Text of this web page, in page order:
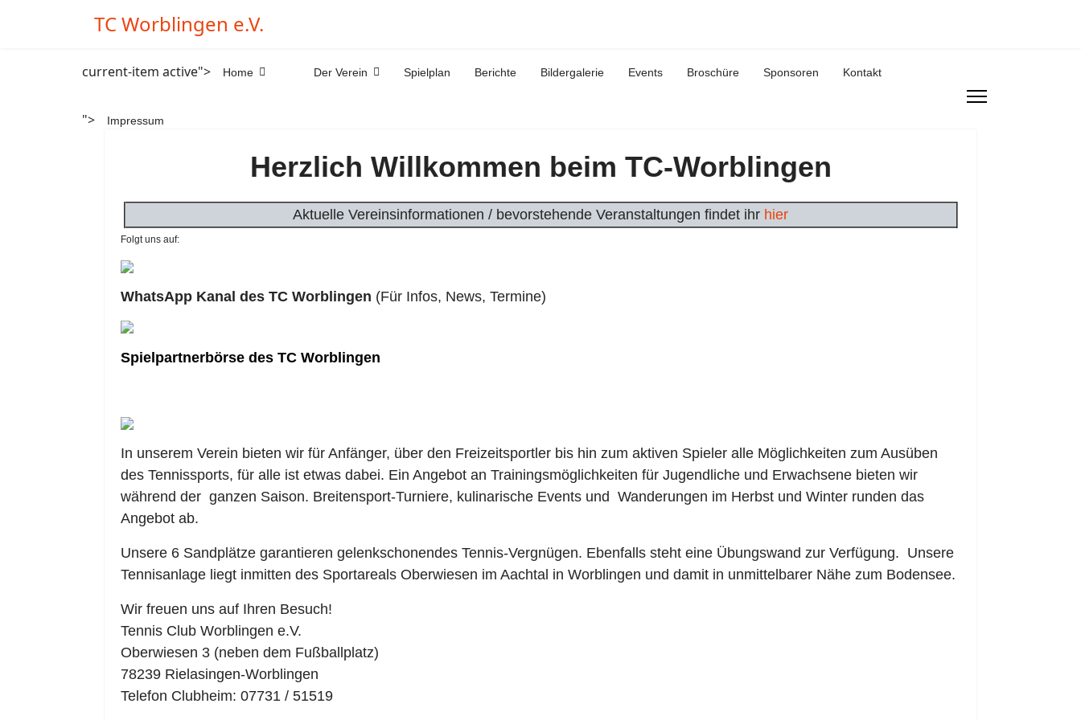
TC Worblingen e.V.
current-item active"> Home Der Verein Spielplan Berichte Bildergalerie Events Broschüre Sponsoren Kontakt
"> Impressum
Herzlich Willkommen beim TC-Worblingen
Aktuelle Vereinsinformationen / bevorstehende Veranstaltungen findet ihr hier
Folgt uns auf:
WhatsApp Kanal des TC Worblingen (Für Infos, News, Termine)
Spielpartnerbörse des TC Worblingen
In unserem Verein bieten wir für Anfänger, über den Freizeitsportler bis hin zum aktiven Spieler alle Möglichkeiten zum Ausüben
des Tennissports, für alle ist etwas dabei. Ein Angebot an Trainingsmöglichkeiten für Jugendliche und Erwachsene bieten wir
während der ganzen Saison. Breitensport-Turniere, kulinarische Events und Wanderungen im Herbst und Winter runden das
Angebot ab.
Unsere 6 Sandplätze garantieren gelenkschonendes Tennis-Vergnügen. Ebenfalls steht eine Übungswand zur Verfügung. Unsere
Tennisanlage liegt inmitten des Sportareals Oberwiesen im Aachtal in Worblingen und damit in unmittelbarer Nähe zum Bodensee.
Wir freuen uns auf Ihren Besuch!
Tennis Club Worblingen e.V.
Oberwiesen 3 (neben dem Fußballplatz)
78239 Rielasingen-Worblingen
Telefon Clubheim: 07731 / 51519